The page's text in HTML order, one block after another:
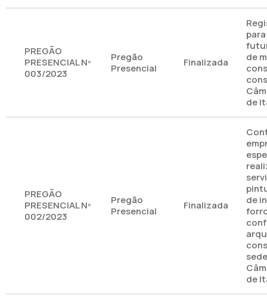
PREGÃO
PRESENCIAL Nº
003/2023
Pregão
Presencial
Finalizada
de
de
PREGÃO
PRESENCIAL Nº
002/2023
Pregão
Presencial
Finalizada
de
de